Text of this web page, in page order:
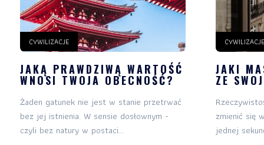
CYWILIZACJE
JAKĄ PRAWDZIWĄ WARTOŚĆ
WNOSI TWOJA OBECNOŚĆ?
Żaden gatunek nie jest w stanie przetrwać
bez jej istnienia. W sensie dosłownym -
czyli bez natury w postaci...
CYWILIZACJE
JAKI
ZE
zmienić się
jednej